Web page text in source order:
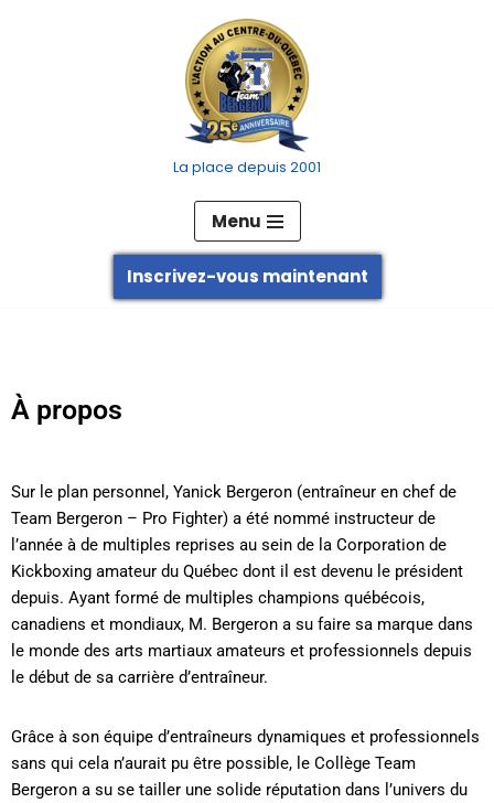
La place depuis 2001
Menu
Inscrivez-vous maintenant
À propos
Sur le plan personnel, Yanick Bergeron (entraîneur en chef de
Team Bergeron – Pro Fighter) a été nommé instructeur de
l’année à de multiples reprises au sein de la Corporation de
Kickboxing amateur du Québec dont il est devenu le président
depuis. Ayant formé de multiples champions québécois,
canadiens et mondiaux, M. Bergeron a su faire sa marque dans
le monde des arts martiaux amateurs et professionnels depuis
le début de sa carrière d’entraîneur.
Grâce à son équipe d’entraîneurs dynamiques et professionnels
sans qui cela n’aurait pu être possible, le Collège Team
Bergeron a su se tailler une solide réputation dans l’univers du